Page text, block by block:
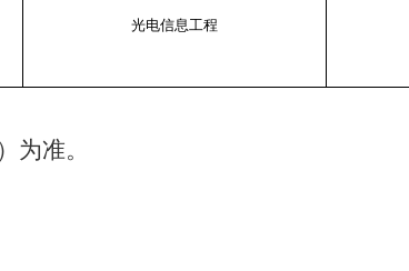
光电信息工程
为准。